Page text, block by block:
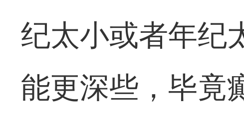
纪太小或者年纪
能更深些，毕竟